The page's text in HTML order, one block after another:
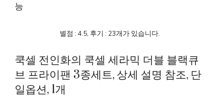
능
별점 : 4.5, 후기 : 23개가 있습니다.
쿡셀 전인화의 쿡셀 세라믹 더블 블랙큐
브 프라이팬 3종세트, 상세 설명 참조, 단
일옵션, 1개